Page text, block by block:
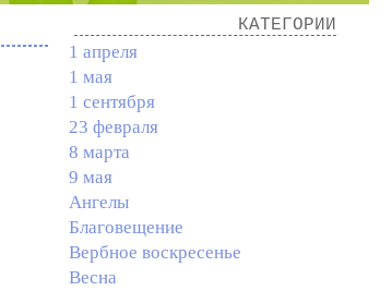
КАТЕГОРИИ
1 апреля
1 мая
1 сентября
23 февраля
8 марта
9 мая
Ангелы
Благовещение
Вербное воскресенье
Весна